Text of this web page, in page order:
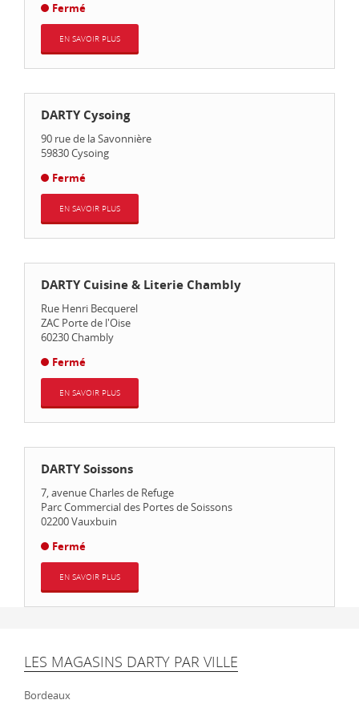
Fermé
EN SAVOIR PLUS
DARTY Cysoing
90 rue de la Savonnière
59830Cysoing
Fermé
EN SAVOIR PLUS
DARTY Cuisine & Literie Chambly
Rue Henri Becquerel
ZAC Porte de l'Oise
60230Chambly
Fermé
EN SAVOIR PLUS
DARTY Soissons
7, avenue Charles de Refuge
Parc Commercial des Portes de Soissons
02200Vauxbuin
Fermé
EN SAVOIR PLUS
LES MAGASINS DARTY PAR VILLE
Bordeaux